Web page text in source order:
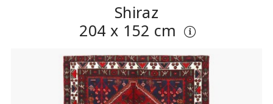
Shiraz
204 x 152 cm